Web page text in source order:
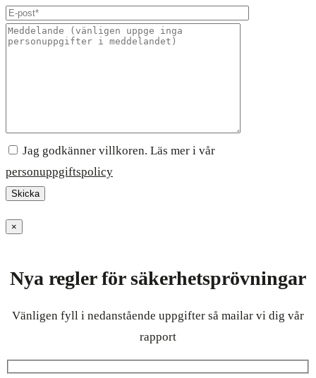
Jag godkänner villkoren. Läs mer i vår
personuppgiftspolicy
×
Nya regler för säkerhetsprövningar
Vänligen fyll i nedanstående uppgifter så mailar vi dig vår
rapport